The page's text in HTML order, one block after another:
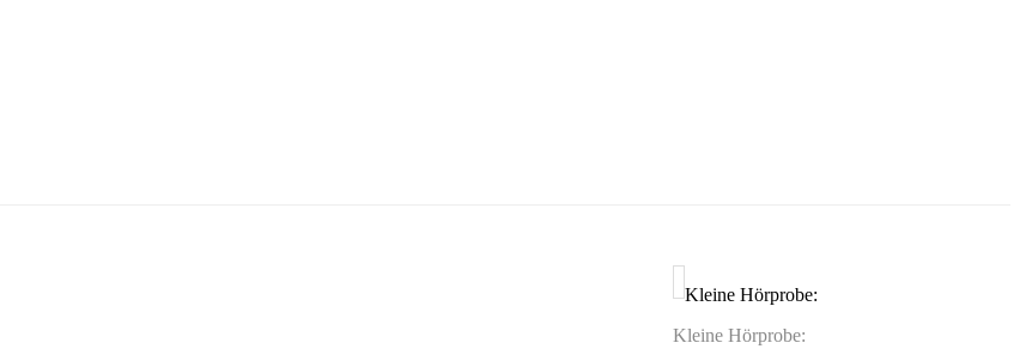
Kleine Hörprobe:
Kleine Hörprobe: